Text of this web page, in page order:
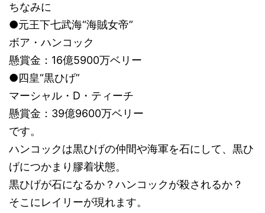
ちなみに
●元王下七武海“海賊女帝”
ボア・ハンコック
懸賞金：16億5900万ベリー
●四皇“黒ひげ”
マーシャル・D・ティーチ
懸賞金：39億9600万ベリー
です。
ハンコックは黒ひげの仲間や海軍を石にして、黒ひ
げにつかまり膠着状態。
黒ひげが石になるか？ハンコックが殺されるか？
そこにレイリーが現れます。